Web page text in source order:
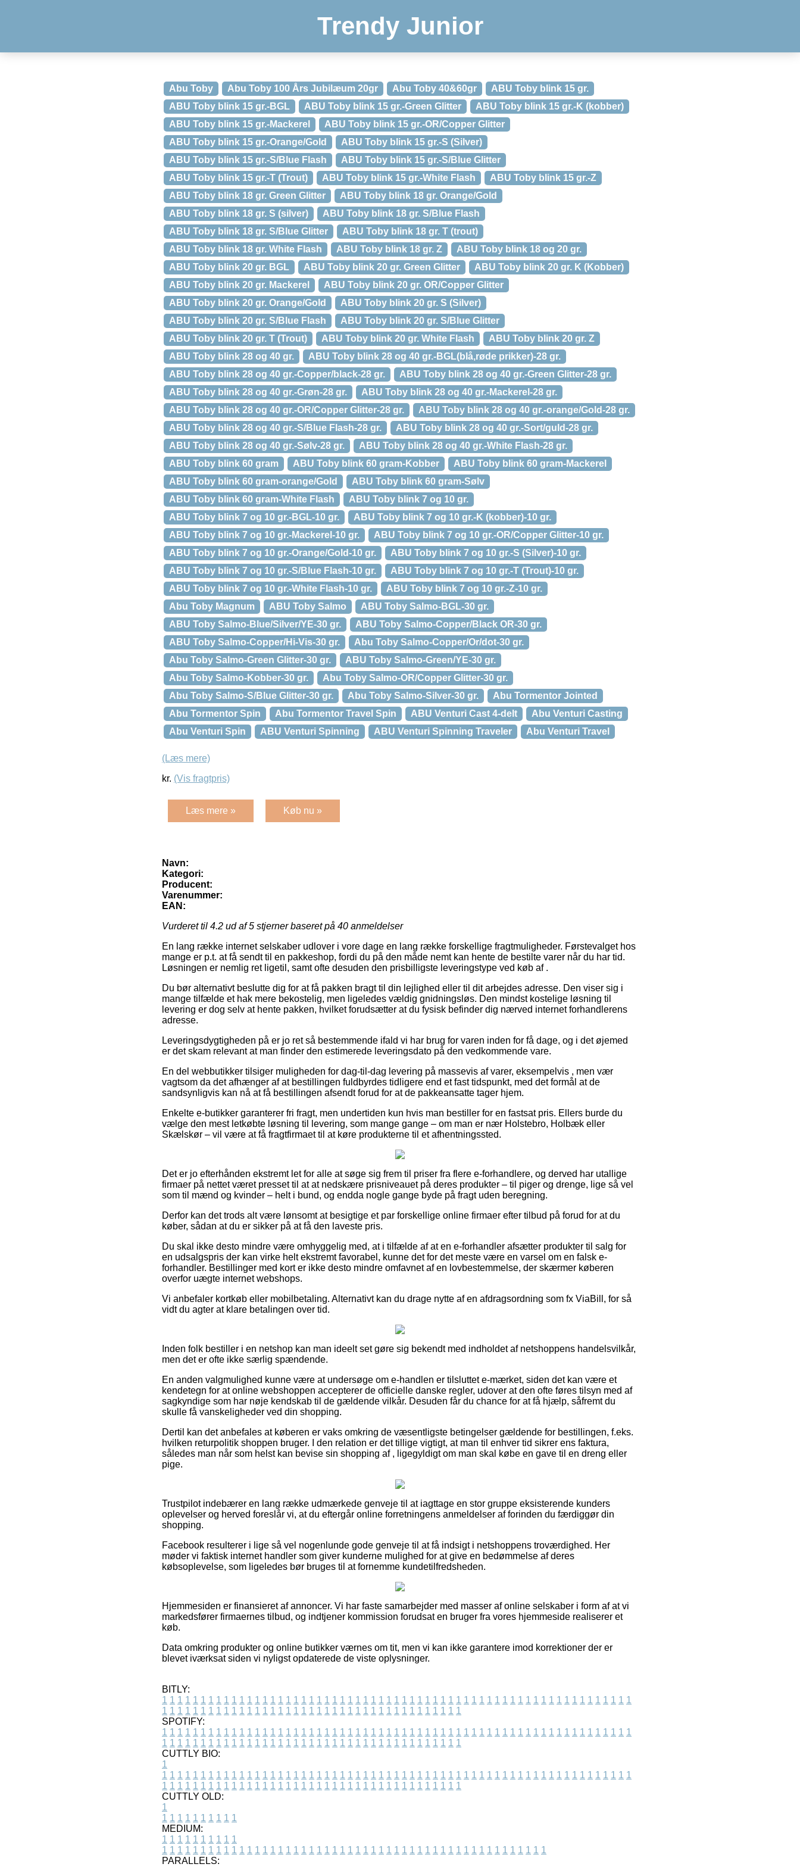
Trendy Junior
Abu Toby Abu Toby 100 Års Jubilæum 20gr Abu Toby 40&60gr
ABU Toby blink 15 gr.
ABU Toby blink 15 gr.-BGL
ABU Toby blink 15 gr.-Green Glitter
ABU Toby blink 15 gr.-K (kobber)
ABU Toby blink 15 gr.-Mackerel
ABU Toby blink 15 gr.-OR/Copper Glitter
ABU Toby blink 15 gr.-Orange/Gold
ABU Toby blink 15 gr.-S (Silver)
ABU Toby blink 15 gr.-S/Blue Flash
ABU Toby blink 15 gr.-S/Blue Glitter
ABU Toby blink 15 gr.-T (Trout)
ABU Toby blink 15 gr.-White Flash
ABU Toby blink 15 gr.-Z
ABU Toby blink 18 gr. Green Glitter
ABU Toby blink 18 gr. Orange/Gold
ABU Toby blink 18 gr. S (silver)
ABU Toby blink 18 gr. S/Blue Flash
ABU Toby blink 18 gr. S/Blue Glitter
ABU Toby blink 18 gr. T (trout)
ABU Toby blink 18 gr. White Flash
ABU Toby blink 18 gr. Z
ABU Toby blink 18 og 20 gr.
ABU Toby blink 20 gr. BGL
ABU Toby blink 20 gr. Green Glitter
ABU Toby blink 20 gr. K (Kobber)
ABU Toby blink 20 gr. Mackerel
ABU Toby blink 20 gr. OR/Copper Glitter
ABU Toby blink 20 gr. Orange/Gold
ABU Toby blink 20 gr. S (Silver)
ABU Toby blink 20 gr. S/Blue Flash
ABU Toby blink 20 gr. S/Blue Glitter
ABU Toby blink 20 gr. T (Trout)
ABU Toby blink 20 gr. White Flash
ABU Toby blink 20 gr. Z
ABU Toby blink 28 og 40 gr.
ABU Toby blink 28 og 40 gr.-BGL(blå,røde prikker)-28 gr.
ABU Toby blink 28 og 40 gr.-Copper/black-28 gr.
ABU Toby blink 28 og 40 gr.-Green Glitter-28 gr.
ABU Toby blink 28 og 40 gr.-Grøn-28 gr.
ABU Toby blink 28 og 40 gr.-Mackerel-28 gr.
ABU Toby blink 28 og 40 gr.-OR/Copper Glitter-28 gr.
ABU Toby blink 28 og 40 gr.-orange/Gold-28 gr.
ABU Toby blink 28 og 40 gr.-S/Blue Flash-28 gr.
ABU Toby blink 28 og 40 gr.-Sort/guld-28 gr.
ABU Toby blink 28 og 40 gr.-Sølv-28 gr.
ABU Toby blink 28 og 40 gr.-White Flash-28 gr.
ABU Toby blink 60 gram
ABU Toby blink 60 gram-Kobber
ABU Toby blink 60 gram-Mackerel
ABU Toby blink 60 gram-orange/Gold
ABU Toby blink 60 gram-Sølv
ABU Toby blink 60 gram-White Flash
ABU Toby blink 7 og 10 gr.
ABU Toby blink 7 og 10 gr.-BGL-10 gr.
ABU Toby blink 7 og 10 gr.-K (kobber)-10 gr.
ABU Toby blink 7 og 10 gr.-Mackerel-10 gr.
ABU Toby blink 7 og 10 gr.-OR/Copper Glitter-10 gr.
ABU Toby blink 7 og 10 gr.-Orange/Gold-10 gr.
ABU Toby blink 7 og 10 gr.-S (Silver)-10 gr.
ABU Toby blink 7 og 10 gr.-S/Blue Flash-10 gr.
ABU Toby blink 7 og 10 gr.-T (Trout)-10 gr.
ABU Toby blink 7 og 10 gr.-White Flash-10 gr.
ABU Toby blink 7 og 10 gr.-Z-10 gr.
Abu Toby Magnum
ABU Toby Salmo
ABU Toby Salmo-BGL-30 gr.
ABU Toby Salmo-Blue/Silver/YE-30 gr.
ABU Toby Salmo-Copper/Black OR-30 gr.
ABU Toby Salmo-Copper/Hi-Vis-30 gr.
Abu Toby Salmo-Copper/Or/dot-30 gr.
Abu Toby Salmo-Green Glitter-30 gr.
ABU Toby Salmo-Green/YE-30 gr.
Abu Toby Salmo-Kobber-30 gr.
Abu Toby Salmo-OR/Copper Glitter-30 gr.
Abu Toby Salmo-S/Blue Glitter-30 gr.
Abu Toby Salmo-Silver-30 gr.
Abu Tormentor Jointed
Abu Tormentor Spin
Abu Tormentor Travel Spin ABU Venturi Cast 4-delt
Abu Venturi Casting
Abu Venturi Spin
ABU Venturi Spinning ABU Venturi Spinning Traveler Abu Venturi Travel
(Læs mere)
kr. (Vis fragtpris)
Læs mere » Køb nu »
Navn:
Kategori:
Producent:
Varenummer:
EAN:
Vurderet til 4.2 ud af 5 stjerner baseret på 40 anmeldelser
En lang række internet selskaber udlover i vore dage en lang række forskellige fragtmuligheder. Førstevalget hos
mange er p.t. at få sendt til en pakkeshop, fordi du på den måde nemt kan hente de bestilte varer når du har tid.
Løsningen er nemlig ret ligetil, samt ofte desuden den prisbilligste leveringstype ved køb af .
Du bør alternativt beslutte dig for at få pakken bragt til din lejlighed eller til dit arbejdes adresse. Den viser sig i
mange tilfælde et hak mere bekostelig, men ligeledes vældig gnidningsløs. Den mindst kostelige løsning til
levering er dog selv at hente pakken, hvilket forudsætter at du fysisk befinder dig nærved internet forhandlerens
adresse.
Leveringsdygtigheden på er jo ret så bestemmende ifald vi har brug for varen inden for få dage, og i det øjemed
er det skam relevant at man finder den estimerede leveringsdato på den vedkommende vare.
En del webbutikker tilsiger muligheden for dag-til-dag levering på massevis af varer, eksempelvis , men vær
vagtsom da det afhænger af at bestillingen fuldbyrdes tidligere end et fast tidspunkt, med det formål at de
sandsynligvis kan nå at få bestillingen afsendt forud for at de pakkeansatte tager hjem.
Enkelte e-butikker garanterer fri fragt, men undertiden kun hvis man bestiller for en fastsat pris. Ellers burde du
vælge den mest letkøbte løsning til levering, som mange gange – om man er nær Holstebro, Holbæk eller
Skælskør – vil være at få fragtfirmaet til at køre produkterne til et afhentningssted.
Det er jo efterhånden ekstremt let for alle at søge sig frem til priser fra flere e-forhandlere, og derved har utallige
firmaer på nettet været presset til at at nedskære prisniveauet på deres produkter – til piger og drenge, lige så vel
som til mænd og kvinder – helt i bund, og endda nogle gange byde på fragt uden beregning.
Derfor kan det trods alt være lønsomt at besigtige et par forskellige online firmaer efter tilbud på forud for at du
køber, sådan at du er sikker på at få den laveste pris.
Du skal ikke desto mindre være omhyggelig med, at i tilfælde af at en e-forhandler afsætter produkter til salg for
en udsalgspris der kan virke helt ekstremt favorabel, kunne det for det meste være en varsel om en falsk e-
forhandler. Bestillinger med kort er ikke desto mindre omfavnet af en lovbestemmelse, der skærmer køberen
overfor uægte internet webshops.
Vi anbefaler kortkøb eller mobilbetaling. Alternativt kan du drage nytte af en afdragsordning som fx ViaBill, for så
vidt du agter at klare betalingen over tid.
Inden folk bestiller i en netshop kan man ideelt set gøre sig bekendt med indholdet af netshoppens handelsvilkår,
men det er ofte ikke særlig spændende.
En anden valgmulighed kunne være at undersøge om e-handlen er tilsluttet e-mærket, siden det kan være et
kendetegn for at online webshoppen accepterer de officielle danske regler, udover at den ofte føres tilsyn med af
sagkyndige som har nøje kendskab til de gældende vilkår. Desuden får du chance for at få hjælp, såfremt du
skulle få vanskeligheder ved din shopping.
Dertil kan det anbefales at køberen er vaks omkring de væsentligste betingelser gældende for bestillingen, f.eks.
hvilken returpolitik shoppen bruger. I den relation er det tillige vigtigt, at man til enhver tid sikrer ens faktura,
således man når som helst kan bevise sin shopping af , ligegyldigt om man skal købe en gave til en dreng eller
pige.
Trustpilot indebærer en lang række udmærkede genveje til at iagttage en stor gruppe eksisterende kunders
oplevelser og herved foreslår vi, at du eftergår online forretningens anmeldelser af forinden du færdiggør din
shopping.
Facebook resulterer i lige så vel nogenlunde gode genveje til at få indsigt i netshoppens troværdighed. Her
møder vi faktisk internet handler som giver kunderne mulighed for at give en bedømmelse af deres
købsoplevelse, som ligeledes bør bruges til at fornemme kundetilfredsheden.
Hjemmesiden er finansieret af annoncer. Vi har faste samarbejder med masser af online selskaber i form af at vi
markedsfører firmaernes tilbud, og indtjener kommission forudsat en bruger fra vores hjemmeside realiserer et
køb.
Data omkring produkter og online butikker værnes om tit, men vi kan ikke garantere imod korrektioner der er
blevet iværksat siden vi nyligst opdaterede de viste oplysninger.
BITLY:
1 1 1 1 1 1 1 1 1 1 1 1 1 1 1 1 1 1 1 1 1 1 1 1 1 1 1 1 1 1 1 1 1 1 1 1 1 1 1 1 1 1 1 1 1 1 1 1 1 1 1 1 1 1 1 1 1 1 1 1 1
1 1 1 1 1 1 1 1 1 1 1 1 1 1 1 1 1 1 1 1 1 1 1 1 1 1 1 1 1 1 1 1 1 1 1 1 1 1 1
SPOTIFY:
1 1 1 1 1 1 1 1 1 1 1 1 1 1 1 1 1 1 1 1 1 1 1 1 1 1 1 1 1 1 1 1 1 1 1 1 1 1 1 1 1 1 1 1 1 1 1 1 1 1 1 1 1 1 1 1 1 1 1 1 1
1 1 1 1 1 1 1 1 1 1 1 1 1 1 1 1 1 1 1 1 1 1 1 1 1 1 1 1 1 1 1 1 1 1 1 1 1 1 1
CUTTLY BIO:
1
1 1 1 1 1 1 1 1 1 1 1 1 1 1 1 1 1 1 1 1 1 1 1 1 1 1 1 1 1 1 1 1 1 1 1 1 1 1 1 1 1 1 1 1 1 1 1 1 1 1 1 1 1 1 1 1 1 1 1 1 1
1 1 1 1 1 1 1 1 1 1 1 1 1 1 1 1 1 1 1 1 1 1 1 1 1 1 1 1 1 1 1 1 1 1 1 1 1 1 1
CUTTLY OLD:
1
1 1 1 1 1 1 1 1 1 1
MEDIUM:
1 1 1 1 1 1 1 1 1 1
1 1 1 1 1 1 1 1 1 1 1 1 1 1 1 1 1 1 1 1 1 1 1 1 1 1 1 1 1 1 1 1 1 1 1 1 1 1 1 1 1 1 1 1 1 1 1 1 1 1
PARALLELS: